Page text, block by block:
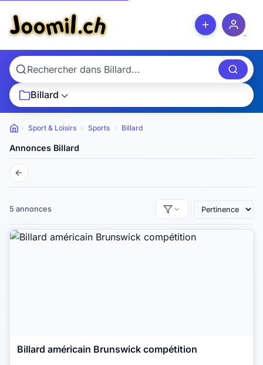
Billard
Petites annonces
Sport & Loisirs Sports Billard
Annonces Billard
5 annonces
Billard américain Brunswick compétition